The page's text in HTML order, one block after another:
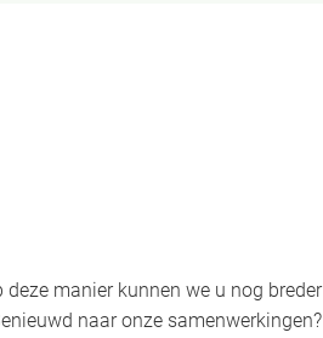
manier kunnen we u nog breder
naar onze samenwerkingen?